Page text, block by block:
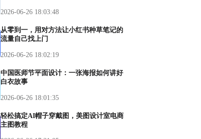
2026-06-26 18:03:48
从零到一，用对方法让小红书种草笔记的
流量自己找上门
2026-06-26 18:02:19
中国医师节平面设计：一张海报如何讲好
白衣故事
2026-06-26 18:01:35
轻松搞定AI帽子穿戴图，美图设计室电商
主图教程